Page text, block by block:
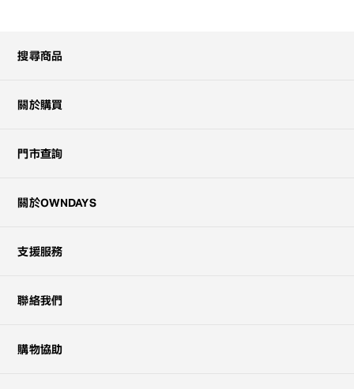
搜尋商品
關於購買
門市查詢
關於OWNDAYS
支援服務
聯絡我們
購物協助